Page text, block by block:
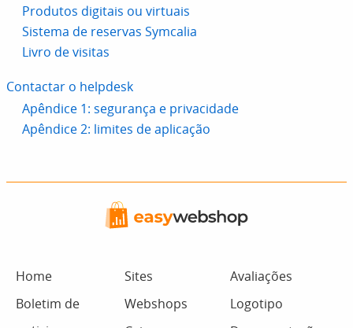
Produtos digitais ou virtuais
Sistema de reservas Symcalia
Livro de visitas
Contactar o helpdesk
Apêndice 1: segurança e privacidade
Apêndice 2: limites de aplicação
Home
Boletim de
Sites
Webshops
Avaliações
Logotipo